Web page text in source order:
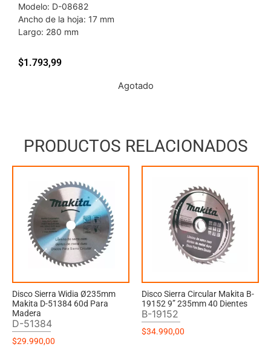
Modelo: D-08682
Ancho de la hoja: 17 mm
Largo: 280 mm
$1.793,99
Agotado
PRODUCTOS RELACIONADOS
Disco Sierra Widia Ø235mm
Makita D-51384 60d Para
Madera
D-51384
$29.990,00
Disco Sierra Circular Makita B-
19152 9” 235mm 40 Dientes
B-19152
$34.990,00